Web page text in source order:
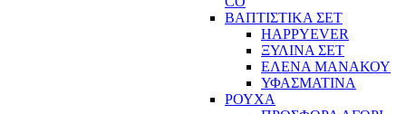
ΒΑΠΤΙΣΤΙΚΑ ΣΕΤ
HAPPYEVER
ΞΥΛΙΝΑ ΣΕΤ
ΕΛΕΝΑ ΜΑΝΑΚΟΥ
ΥΦΑΣΜΑΤΙΝΑ
ΡΟΥΧΑ